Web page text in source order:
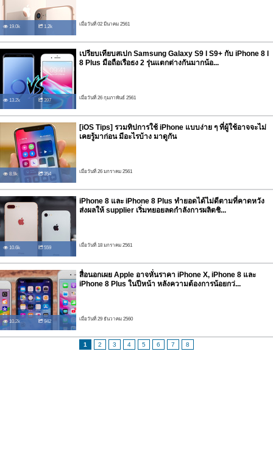
19.0k 1.2k เมื่อวันที่ 02 มีนาคม 2561
13.2k 397
เปรียบเทียบสเปก Samsung Galaxy S9 l S9+ กับ iPhone 8 l
8 Plus มือถือเรือธง 2 รุ่นแตกต่างกันมากน้อ...
เมื่อวันที่ 26 กุมภาพันธ์ 2561
8.9k 354
[iOS Tips] รวมทิปการใช้ iPhone แบบง่าย ๆ ที่ผู้ใช้อาจจะไม่
เคยรู้มาก่อน มีอะไรบ้าง มาดูกัน
เมื่อวันที่ 26 มกราคม 2561
10.6k 559
iPhone 8 และ iPhone 8 Plus ทำยอดได้ไม่ดีตามที่คาดหวัง
ส่งผลให้ supplier เริ่มทยอยลดกำลังการผลิตชิ...
เมื่อวันที่ 18 มกราคม 2561
10.2k 942
สื่อนอกเผย Apple อาจหั่นราคา iPhone X, iPhone 8 และ
iPhone 8 Plus ในปีหน้า หลังความต้องการน้อยกว่...
เมื่อวันที่ 29 ธันวาคม 2560
1 2 3 4 5 6 7 8